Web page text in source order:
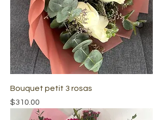
Bouquet petit 3 rosas
Precio
$310.00